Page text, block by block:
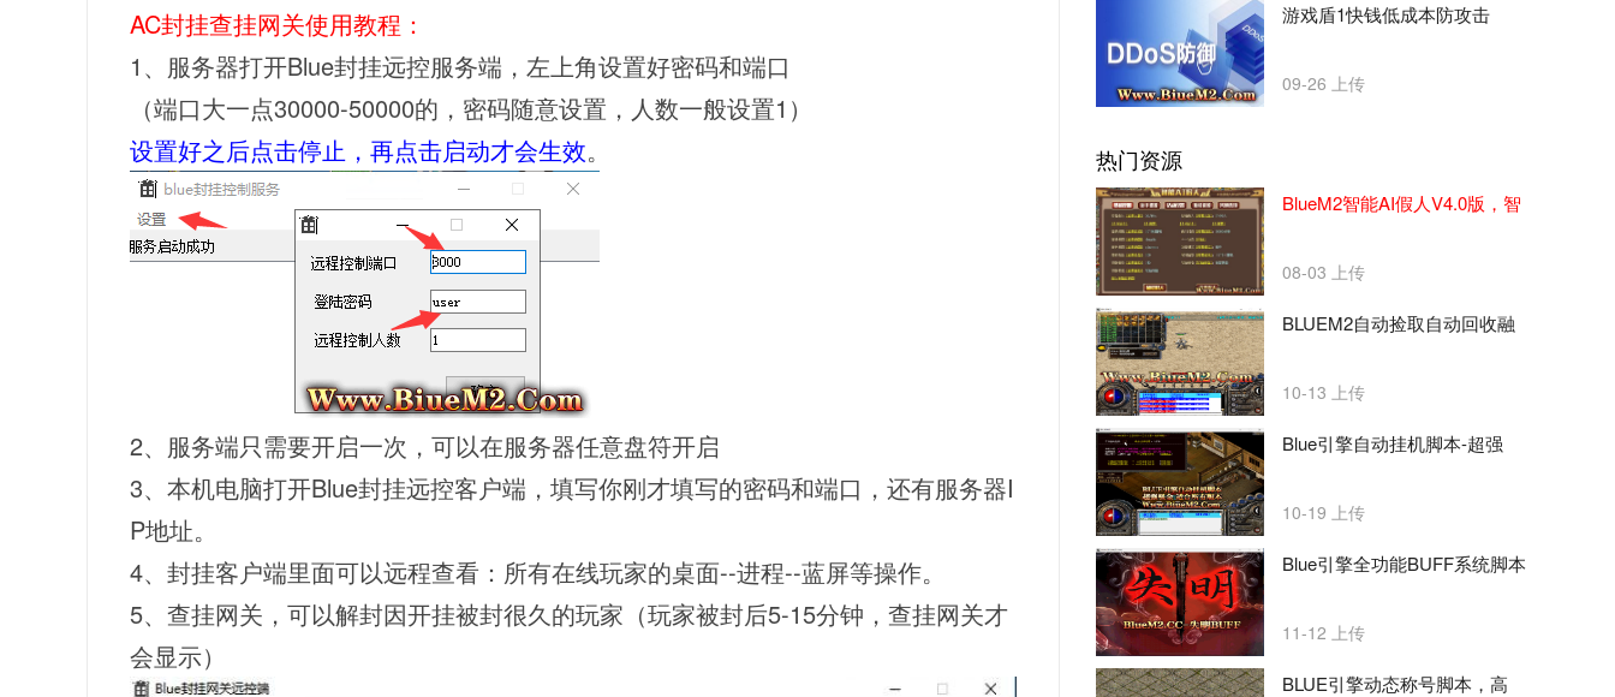
游戏盾1快钱低成本防攻击
09-26 上传
热门资源
BlueM2智能AI假人V4.0版，智
08-03 上传
BLUEM2自动捡取自动回收融
10-13 上传
Blue引擎自动挂机脚本-超强
10-19 上传
Blue引擎全功能BUFF系统脚本
11-12 上传
BLUE引擎动态称号脚本，高
AC封挂查挂网关使用教程：
1、服务器打开Blue封挂远控服务端，左上角设置好密码和端口
（端口大一点30000-50000的，密码随意设置，人数一般设置1）
设置好之后点击停止，再点击启动才会生效。
2、服务端只需要开启一次，可以在服务器任意盘符开启
3、本机电脑打开Blue封挂远控客户端，填写你刚才填写的密码和端口，还有服务器I
P地址。
4、封挂客户端里面可以远程查看：所有在线玩家的桌面--进程--蓝屏等操作。
5、查挂网关，可以解封因开挂被封很久的玩家（玩家被封后5-15分钟，查挂网关才
会显示）